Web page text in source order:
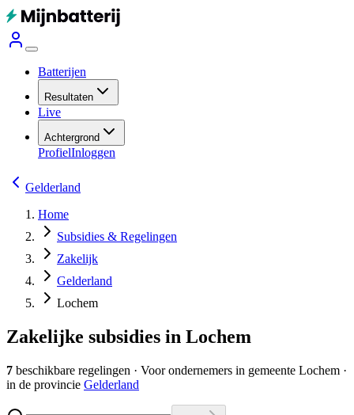
Batterijen
Resultaten
Live
Achtergrond
ProfielInloggen
Gelderland
Home
Subsidies & Regelingen
Zakelijk
Gelderland
Lochem
Zakelijke subsidies in Lochem
7 beschikbare regelingen · Voor ondernemers in gemeente Lochem ·
in de provincie Gelderland